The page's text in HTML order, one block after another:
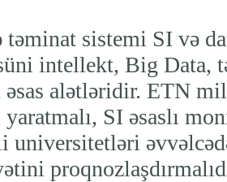
sistemi SI və
intellekt, Big Data,
alətləridir. ETN
yaratmalı, SI əsaslı
universitetləri